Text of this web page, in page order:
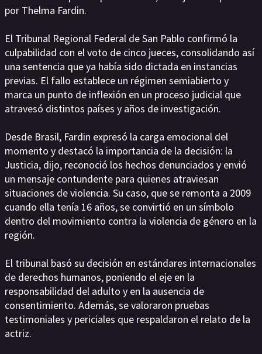
por Thelma Fardin.
El Tribunal Regional Federal de San Pablo confirmó la
culpabilidad con el voto de cinco jueces, consolidando así
una sentencia que ya había sido dictada en instancias
previas. El fallo establece un régimen semiabierto y
marca un punto de inflexión en un proceso judicial que
atravesó distintos países y años de investigación.
Desde Brasil, Fardin expresó la carga emocional del
momento y destacó la importancia de la decisión: la
Justicia, dijo, reconoció los hechos denunciados y envió
un mensaje contundente para quienes atraviesan
situaciones de violencia. Su caso, que se remonta a 2009
cuando ella tenía 16 años, se convirtió en un símbolo
dentro del movimiento contra la violencia de género en la
región.
El tribunal basó su decisión en estándares internacionales
de derechos humanos, poniendo el eje en la
responsabilidad del adulto y en la ausencia de
consentimiento. Además, se valoraron pruebas
testimoniales y periciales que respaldaron el relato de la
actriz.